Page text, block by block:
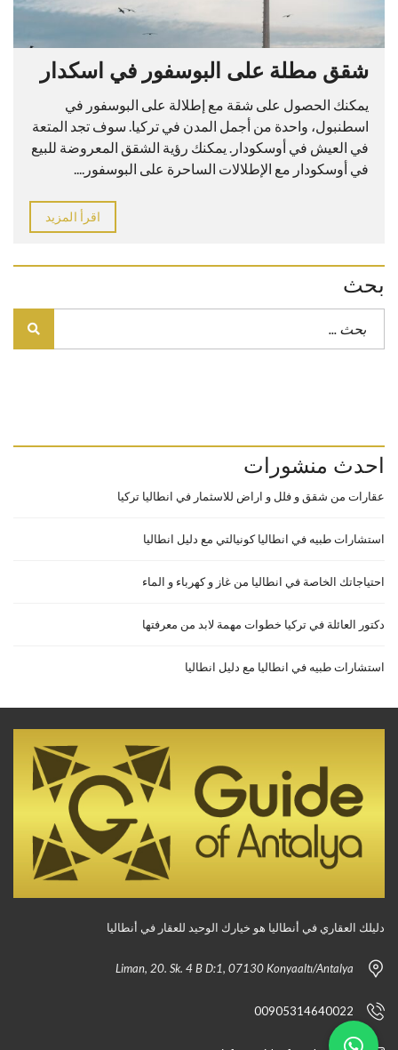
شقق مطلة على البوسفور في اسكدار
يمكنك الحصول على شقة مع إطلالة على البوسفور في
اسطنبول، واحدة من أجمل المدن في تركيا. سوف تجد المتعة
في العيش في أوسكودار. يمكنك رؤية الشقق المعروضة للبيع
في أوسكودار مع الإطلالات الساحرة على البوسفور....
اقرأ المزيد
بحث
احدث منشورات
عقارات من شقق و فلل و اراض للاسثمار في انطاليا تركيا
استشارات طبيه في انطاليا كونيالتي مع دليل انطاليا
احتياجاتك الخاصة في انطاليا من غاز و كهرباء و الماء
دكتور العائلة في تركيا خطوات مهمة لابد من معرفتها
استشارات طبيه في انطاليا مع دليل انطاليا
دليلك العقاري في أنطاليا هو خيارك الوحيد للعقار في أنطاليا
Liman, 20. Sk. 4 B D:1, 07130 Konyaaltı/Antalya
00905314640022